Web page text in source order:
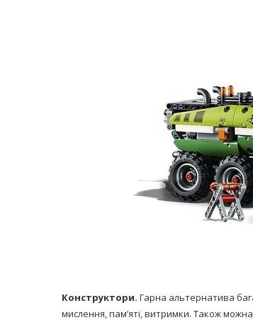
Конструктори. Гарна альтернатива
мислення, пам’яті, витримки. Також